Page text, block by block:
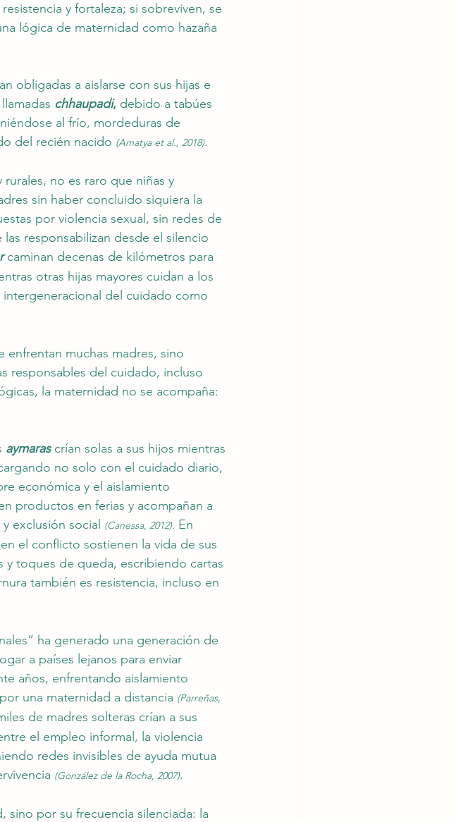
y fortaleza; si sobreviven, se
lógica de maternidad como hazaña
obligadas a aislarse con sus hijas e
chhaupadi, debido a tabúes
al frío, mordeduras de
del recién nacido (Amatya et al., 2018).
no es raro que niñas y
sin haber concluido siquiera la
por violencia sexual, sin redes de
responsabilizan desde el silencio
caminan decenas de kilómetros para
otras hijas mayores cuidan a los
del cuidado como
enfrentan muchas madres, sino
responsables del cuidado, incluso
la maternidad no se acompaña:
aymaras crían solas a sus hijos mientras
no solo con el cuidado diario,
económica y el aislamiento
productos en ferias y acompañan a
exclusión social
(Canessa, 2012). En
el conflicto sostienen la vida de sus
y toques de queda, escribiendo cartas
también es resistencia, incluso en
ha generado una generación de
a países lejanos para enviar
años, enfrentando aislamiento
una maternidad a distancia (Parreñas,
de madres solteras crían a sus
el empleo informal, la violencia
redes invisibles de ayuda mutua
(González de la Rocha, 2007).
sino por su frecuencia silenciada: la